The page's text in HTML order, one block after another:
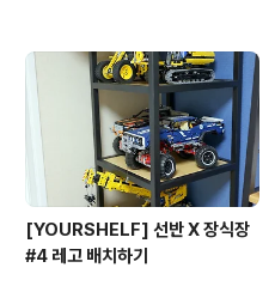
[YOURSHELF] 선반 X 장식장
#4 레고 배치하기